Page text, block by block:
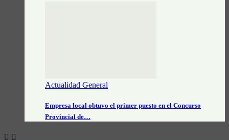
Actualidad General
Empresa local obtuvo el primer puesto en el Concurso
Provincial de…